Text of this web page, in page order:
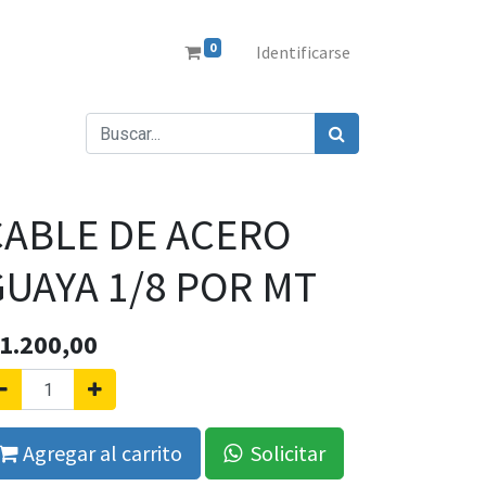
0 Identificarse
DE ACERO
1/8 POR MT
1.200,00
Agregar al carrito Solicitar